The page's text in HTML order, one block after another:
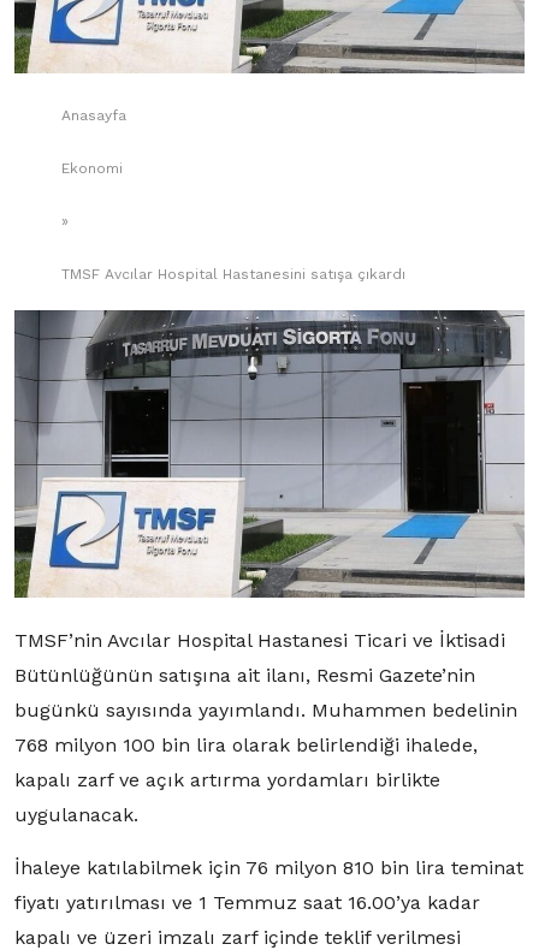
Anasayfa
Ekonomi
»
TMSF Avcılar Hospital Hastanesini satışa çıkardı
TMSF’nin Avcılar Hospital Hastanesi Ticari ve İktisadi
Bütünlüğünün satışına ait ilanı, Resmi Gazete’nin
bugünkü sayısında yayımlandı. Muhammen bedelinin
768 milyon 100 bin lira olarak belirlendiği ihalede,
kapalı zarf ve açık artırma yordamları birlikte
uygulanacak.
İhaleye katılabilmek için 76 milyon 810 bin lira teminat
fiyatı yatırılması ve 1 Temmuz saat 16.00’ya kadar
kapalı ve üzeri imzalı zarf içinde teklif verilmesi